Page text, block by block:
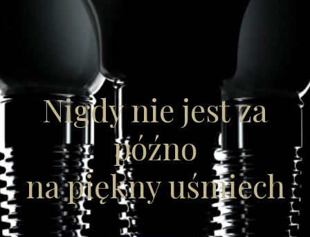
Nigdy nie jest za
późno
na piękny uśmiech